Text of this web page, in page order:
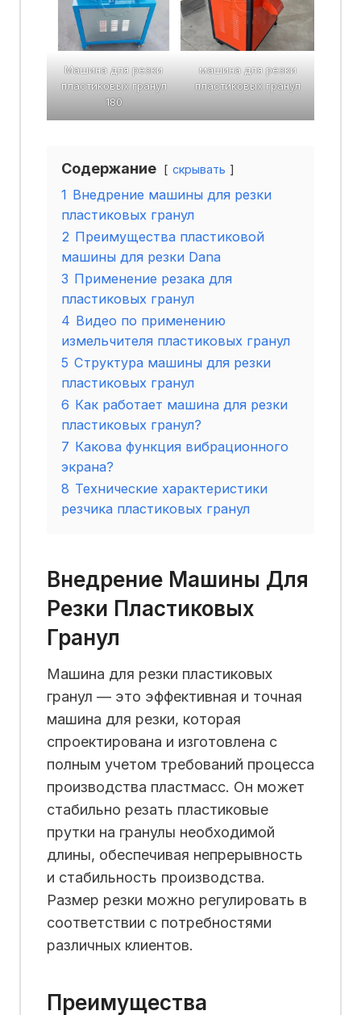
Машина для резки
пластиковых гранул
180
машина для резки
пластиковых гранул
Содержание скрывать
1 Внедрение машины для резки
пластиковых гранул
2 Преимущества пластиковой
машины для резки Dana
3 Применение резака для
пластиковых гранул
4 Видео по применению
измельчителя пластиковых гранул
5 Структура машины для резки
пластиковых гранул
6 Как работает машина для резки
пластиковых гранул?
7 Какова функция вибрационного
экрана?
8 Технические характеристики
резчика пластиковых гранул
Внедрение Машины Для
Резки Пластиковых
Гранул
Машина для резки пластиковых
гранул — это эффективная и точная
машина для резки, которая
спроектирована и изготовлена ​​с
полным учетом требований процесса
производства пластмасс. Он может
стабильно резать пластиковые
прутки на гранулы необходимой
длины, обеспечивая непрерывность
и стабильность производства.
Размер резки можно регулировать в
соответствии с потребностями
различных клиентов.
Преимущества